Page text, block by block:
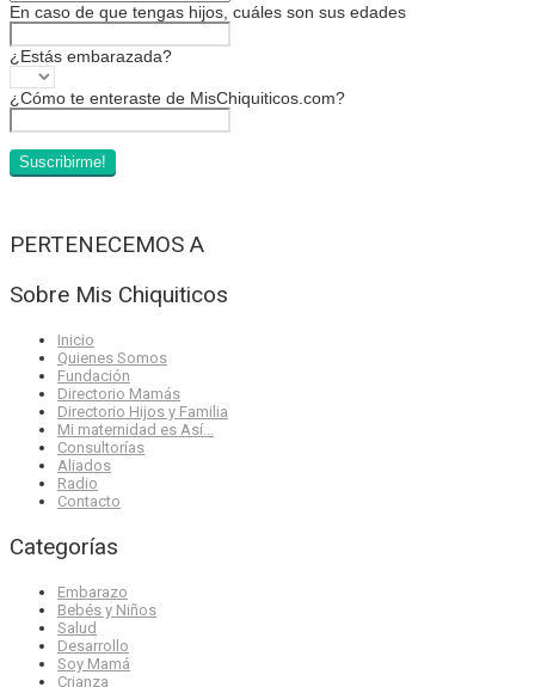
En caso de que tengas hijos, cuáles son sus edades
¿Estás embarazada?
¿Cómo te enteraste de MisChiquiticos.com?
PERTENECEMOS A
Sobre Mis Chiquiticos
Inicio
Quienes Somos
Fundación
Directorio Mamás
Directorio Hijos y Familia
Mi maternidad es Así…
Consultorías
Aliados
Radio
Contacto
Categorías
Embarazo
Bebés y Niños
Salud
Desarrollo
Soy Mamá
Crianza